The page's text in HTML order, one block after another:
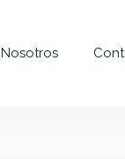
Nosotros